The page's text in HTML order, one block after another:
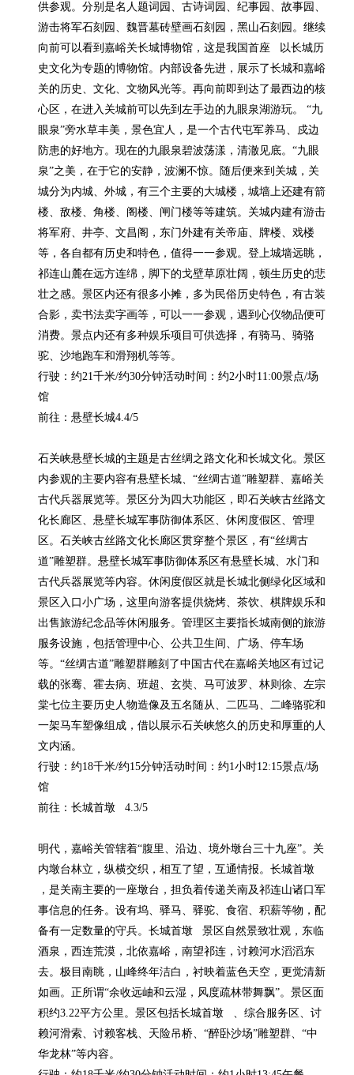
供参观。分别是名人题词园、古诗词园、纪事园、故事园、
游击将军石刻园、魏晋墓砖壁画石刻园，黑山石刻园。继续
向前可以看到嘉峪关长城博物馆，这是我国首座   以长城历
史文化为专题的博物馆。内部设备先进，展示了长城和嘉峪
关的历史、文化、文物风光等。再向前即到达了最西边的核
心区，在进入关城前可以先到左手边的九眼泉湖游玩。 “九
眼泉”旁水草丰美，景色宜人，是一个古代屯军养马、戍边
防患的好地方。现在的九眼泉碧波荡漾，清澈见底。“九眼
泉”之美，在于它的安静，波澜不惊。随后便来到关城，关
城分为内城、外城，有三个主要的大城楼，城墙上还建有箭
楼、敌楼、角楼、阁楼、闸门楼等等建筑。关城内建有游击
将军府、井亭、文昌阁，东门外建有关帝庙、牌楼、戏楼
等，各自都有历史和特色，值得一一参观。登上城墙远眺，
祁连山麓在远方连绵，脚下的戈壁草原壮阔，顿生历史的悲
壮之感。景区内还有很多小摊，多为民俗历史特色，有古装
合影，卖书法卖字画等，可以一一参观，遇到心仪物品便可
消费。景点内还有多种娱乐项目可供选择，有骑马、骑骆
驼、沙地跑车和滑翔机等等。
行驶：约21千米/约30分钟活动时间：约2小时11:00景点/场
馆
前往：悬壁长城4.4/5
石关峡悬壁长城的主题是古丝绸之路文化和长城文化。景区
内参观的主要内容有悬壁长城、“丝绸古道”雕塑群、嘉峪关
古代兵器展览等。景区分为四大功能区，即石关峡古丝路文
化长廊区、悬壁长城军事防御体系区、休闲度假区、管理
区。石关峡古丝路文化长廊区贯穿整个景区，有“丝绸古
道”雕塑群。悬壁长城军事防御体系区有悬壁长城、水门和
古代兵器展览等内容。休闲度假区就是长城北侧绿化区域和
景区入口小广场，这里向游客提供烧烤、茶饮、棋牌娱乐和
出售旅游纪念品等休闲服务。管理区主要指长城南侧的旅游
服务设施，包括管理中心、公共卫生间、广场、停车场
等。“丝绸古道”雕塑群雕刻了中国古代在嘉峪关地区有过记
载的张骞、霍去病、班超、玄奘、马可波罗、林则徐、左宗
棠七位主要历史人物造像及五名随从、二匹马、二峰骆驼和
一架马车塑像组成，借以展示石关峡悠久的历史和厚重的人
文内涵。
行驶：约18千米/约15分钟活动时间：约1小时12:15景点/场
馆
前往：长城首墩   4.3/5
明代，嘉峪关管辖着“腹里、沿边、境外墩台三十九座”。关
内墩台林立，纵横交织，相互了望，互通情报。长城首墩
，是关南主要的一座墩台，担负着传递关南及祁连山诸口军
事信息的任务。设有坞、驿马、驿驼、食宿、积薪等物，配
备有一定数量的守兵。长城首墩   景区自然景致壮观，东临
酒泉，西连荒漠，北依嘉峪，南望祁连，讨赖河水滔滔东
去。极目南眺，山峰终年洁白，衬映着蓝色天空，更觉清新
如画。正所谓“余收远岫和云湿，风度疏林带舞飘”。景区面
积约3.22平方公里。景区包括长城首墩   、综合服务区、讨
赖河滑索、讨赖客栈、天险吊桥、“醉卧沙场”雕塑群、“中
华龙林”等内容。